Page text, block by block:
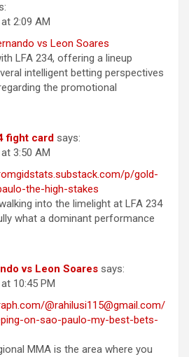
2:09 AM
vs Leon Soares
LFA 234, offering a lineup
intelligent betting perspectives
the promotional
fight card says:
3:50 AM
p/gold-
the-high-stakes
into the limelight at LFA 234
what a dominant performance
vs Leon Soares says:
10:45 PM
@rahilusi115@gmail.com/
on-sao-paulo-my-best-bets-
MMA is the area where you